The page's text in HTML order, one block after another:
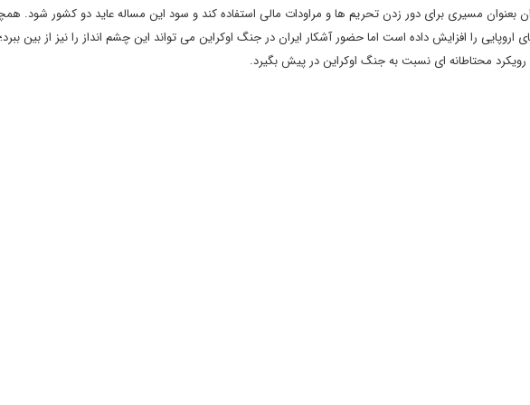
بعنوان مسیری برای دور زدن تحریم ها و مراودات مالی استفاده کند و سود این مساله عاید دو کشور شود.
اروپایی را افزایش داده است اما حضور آشکار ایران در جنگ اوکراین می تواند این چشم انداز را نیز از بین
رویکرد محتاطانه ای نسبت به جنگ اوکراین در پیش بگیرد.